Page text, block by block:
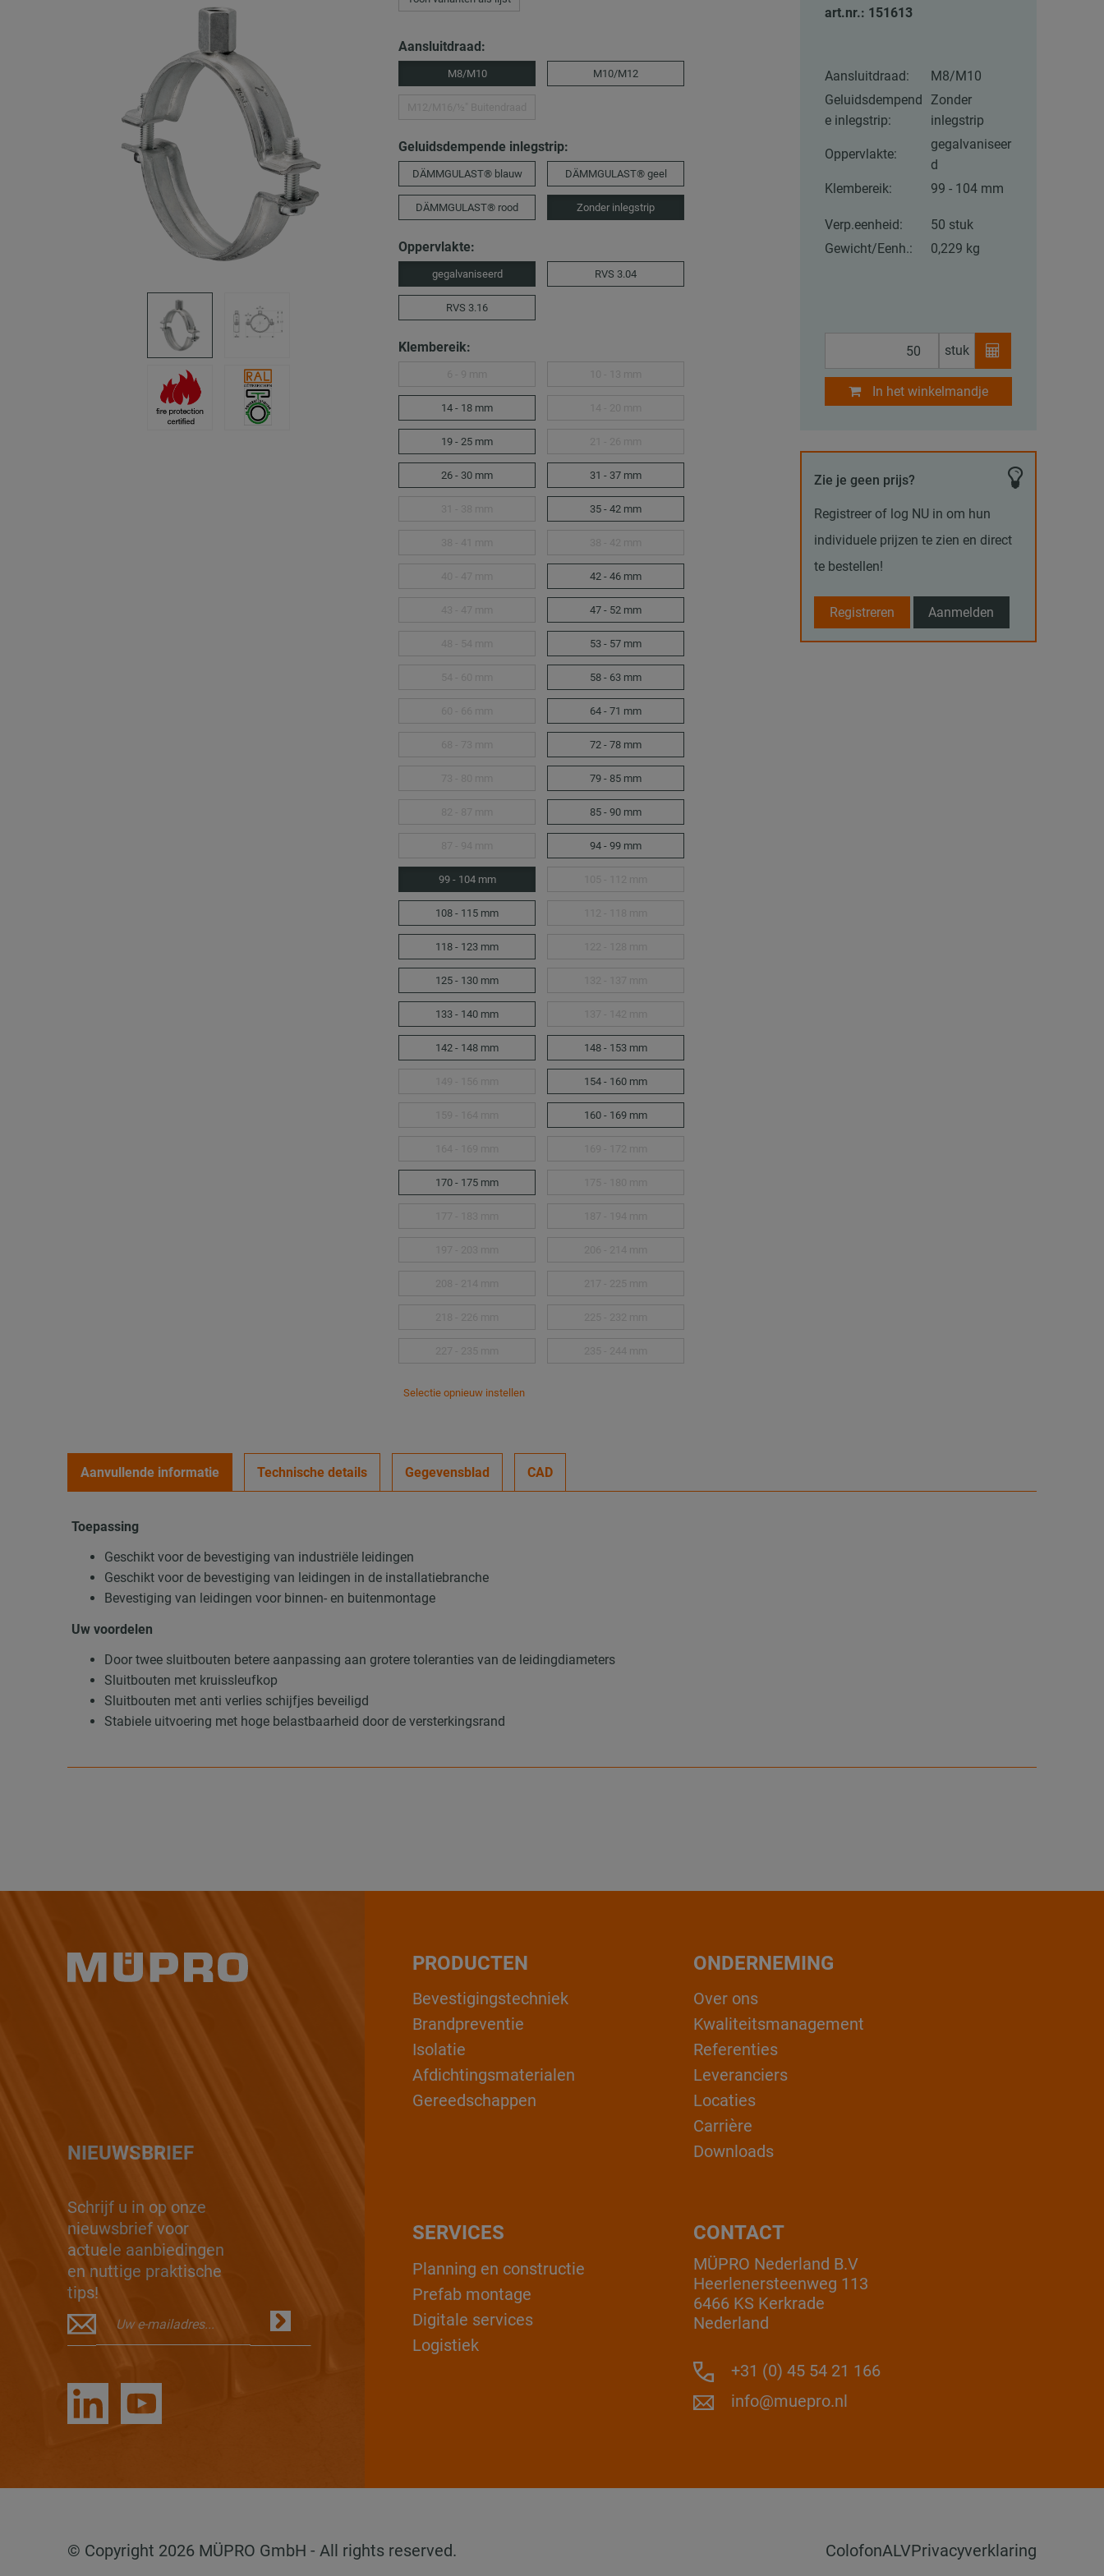
Aansluitdraad:
M8/M10 M10/M12
Geluidsdempende inlegstrip:
DÄMMGULAST® blauw DÄMMGULAST® geel
DÄMMGULAST® rood Zonder inlegstrip
Oppervlakte:
gegalvaniseerd RVS 3.04
RVS 3.16
Klembereik:
14 - 18 mm
19 - 25 mm
26 - 30 mm 31 - 37 mm
35 - 42 mm
42 - 46 mm
47 - 52 mm
53 - 57 mm
58 - 63 mm
64 - 71 mm
72 - 78 mm
79 - 85 mm
85 - 90 mm
94 - 99 mm
99 - 104 mm
108 - 115 mm
118 - 123 mm
125 - 130 mm
133 - 140 mm
142 - 148 mm 148 - 153 mm
154 - 160 mm
160 - 169 mm
170 - 175 mm
Selectie opnieuw instellen
art.nr.: 151613
Aansluitdraad:
M8/M10
Geluidsdempend
e inlegstrip:
Zonder
inlegstrip
Oppervlakte:
gegalvaniseer
d
Klembereik:
99 - 104 mm
Verp.eenheid:
50 stuk
Gewicht/Eenh.:
0,229 kg
stuk
In het winkelmandje
Zie je geen prijs?
Registreer of log NU in om hun
individuele prijzen te zien en direct
te bestellen!
Registreren Aanmelden
Aanvullende informatie Technische details Gegevensblad CAD
Toepassing
Geschikt voor de bevestiging van industriële leidingen
Geschikt voor de bevestiging van leidingen in de installatiebranche
Bevestiging van leidingen voor binnen- en buitenmontage
Uw voordelen
Door twee sluitbouten betere aanpassing aan grotere toleranties van de leidingdiameters
Sluitbouten met kruissleufkop
Sluitbouten met anti verlies schijfjes beveiligd
Stabiele uitvoering met hoge belastbaarheid door de versterkingsrand
NIEUWSBRIEF
Schrijf u in op onze
nieuwsbrief voor
actuele aanbiedingen
en nuttige praktische
tips!
PRODUCTEN
Bevestigingstechniek
Brandpreventie
Isolatie
Afdichtingsmaterialen
Gereedschappen
ONDERNEMING
Over ons
Kwaliteitsmanagement
Referenties
Leveranciers
Locaties
Carrière
Downloads
CONTACT
MÜPRO Nederland B.V
Heerlenersteenweg 113
6466 KS Kerkrade
Nederland
+31 (0) 45 54 21 166
info@muepro.nl
SERVICES
Planning en constructie
Prefab montage
Digitale services
Logistiek
© Copyright 2026 MÜPRO GmbH - All rights reserved. ColofonALVPrivacyverklaring